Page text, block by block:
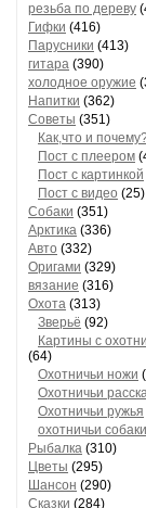
резьба по дереву
Гифки (416)
Парусники (413)
гитара (390)
холодное оружие
Напитки (362)
Советы (351)
Как,что и
Пост с плеером
Пост с картинкой
Пост с видео (25)
Собаки (351)
Арктика (336)
Авто (332)
Оригами (329)
вязание (316)
Охота (313)
Зверьё (92)
Картины с
(64)
Охотничьи ножи
Охотничьи
Охотничьи ружья
охотничьи собаки
Рыбалка (310)
Цветы (295)
Шансон (290)
Сказки (284)